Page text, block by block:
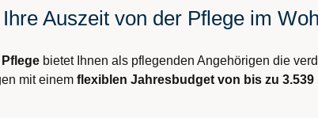
Auszeit von der Pflege im
bietet Ihnen als pflegenden Angehörigen die
mit einem flexiblen Jahresbudget von bis zu 3.539